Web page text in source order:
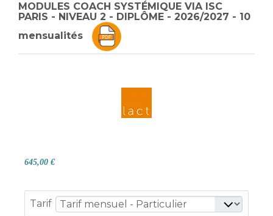
MODULES COACH SYSTÉMIQUE VIA ISC
PARIS - NIVEAU 2 - DIPLÔME - 2026/2027 - 10
mensualités
645,00 €
Tarif